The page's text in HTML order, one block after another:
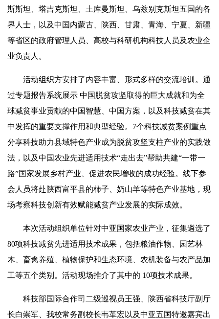
斯斯坦、塔吉克斯坦、土库曼斯坦、乌兹别克斯坦五国的各
界人士，以及中国内蒙古、陕西、甘肃、青海、宁夏、新疆
等省区的政府管理人员、高校与科研机构科技人员及农业企
业负责人。
活动组织方安排了内容丰富、形式多样的交流培训。通
过专题报告系统展示 中国脱贫攻坚取得的巨大成就和为全
球减贫事业贡献的中国智慧、中国方案，以及科技减贫在其
中发挥的重要支撑作用和典型经验。7个科技减贫案例重点
分享科技助力县域特色产业成为脱贫攻坚支柱产业的实践做
法，以及中国农业先进适用技术“走出去”帮助共建“一带一
路”国家发展乡村产业、促进农民增收的成功经验。线下参
会人员将赴陕西富平县的柿子、奶山羊等特色产业基地，现
场考察科技创新有效赋能减贫产业发展的实际成效。
本次活动组织单位针对中亚国家农业产业，征集遴选了
80项科技减贫先进适用技术成果，包括粮油作物、园艺林
木、畜禽养殖、植物保护和生态环境、农机装备与农产品加
工等五个类别。活动现场推介了其中的 10项技术成果。
科技部国际合作司二级巡视员王强、陕西省科技厅副厅
长白崇军、我校常务副校长韦革宏以及中亚五国特邀嘉宾出